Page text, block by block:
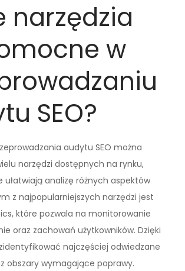
narzędzia
w
SEO?
audytu SEO można
narzędzi dostępnych na rynku,
ułatwiają analizę różnych aspektów
z najpopularniejszych narzędzi jest
które pozwala na monitorowanie
oraz zachowań użytkowników. Dzięki
najczęściej odwiedzane
obszary wymagające poprawy.